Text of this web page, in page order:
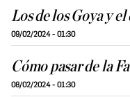
Los de los Goya y
09/02/2024 - 01:30
Cómo pasar de la
08/02/2024 - 01:30